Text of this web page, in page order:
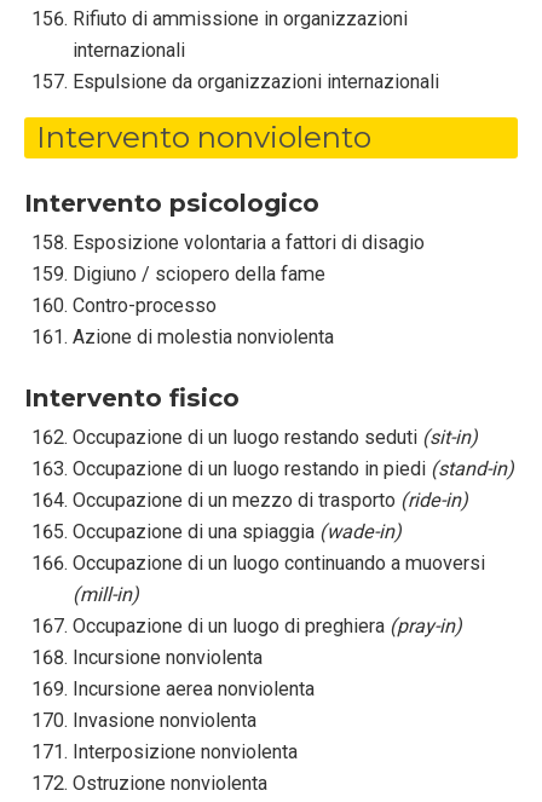
Rifiuto di ammissione in organizzazioni
internazionali
Espulsione da organizzazioni internazionali
Intervento nonviolento
Intervento psicologico
Esposizione volontaria a fattori di disagio
Digiuno / sciopero della fame
Contro-processo
Azione di molestia nonviolenta
Intervento fisico
Occupazione di un luogo restando seduti (sit-in)
Occupazione di un luogo restando in piedi (stand-in)
Occupazione di un mezzo di trasporto (ride-in)
Occupazione di una spiaggia (wade-in)
Occupazione di un luogo continuando a muoversi
(mill-in)
Occupazione di un luogo di preghiera (pray-in)
Incursione nonviolenta
Incursione aerea nonviolenta
Invasione nonviolenta
Interposizione nonviolenta
Ostruzione nonviolenta